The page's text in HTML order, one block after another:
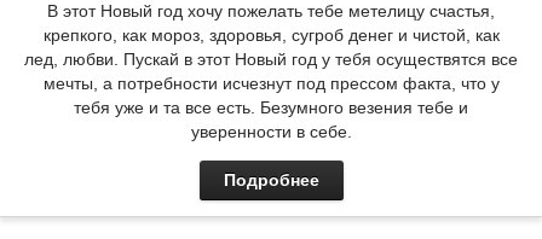
В этот Новый год хочу пожелать тебе метелицу счастья,
крепкого, как мороз, здоровья, сугроб денег и чистой, как
лед, любви. Пускай в этот Новый год у тебя осуществятся все
мечты, а потребности исчезнут под прессом факта, что у
тебя уже и та все есть. Безумного везения тебе и
уверенности в себе.
Подробнее